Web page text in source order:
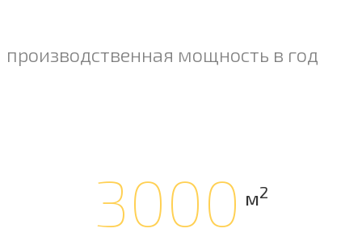
производственная мощность в год
3000 м2